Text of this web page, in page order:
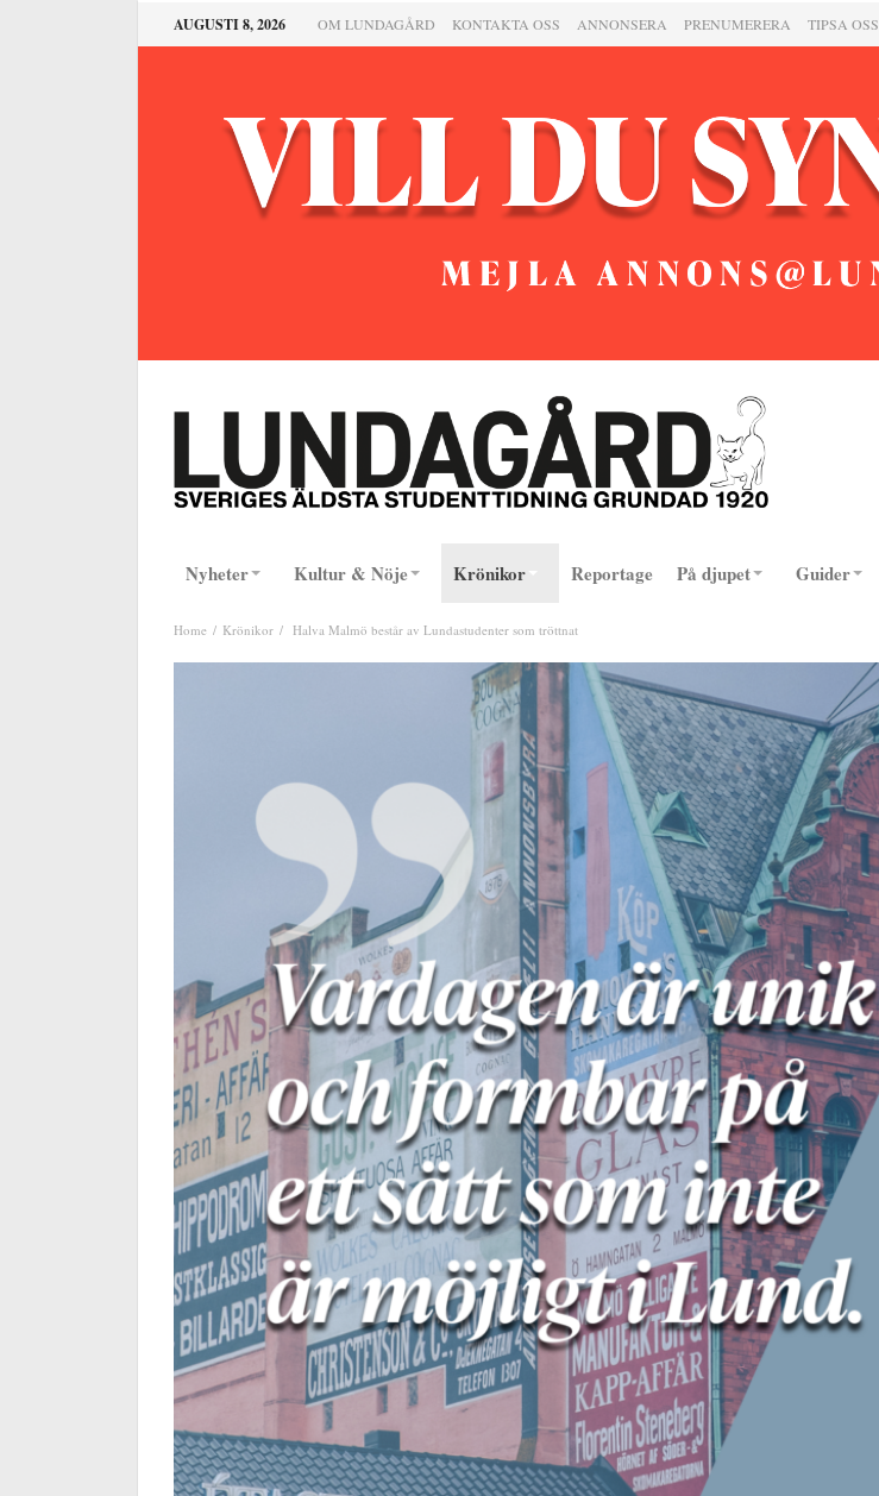
AUGUSTI 8, 2026 OM LUNDAGÅRD KONTAKTA OSS ANNONSERA PRENUMERERA TIPSA OSS
Nyheter Kultur & Nöje Krönikor Reportage På djupet Guider
Home Krönikor Halva Malmö består av Lundastudenter som tröttnat